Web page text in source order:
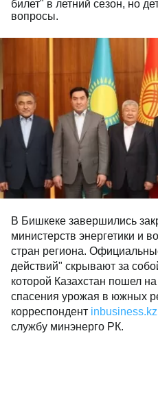
билет" в летний сезон, но
вопросы.
В Бишкеке завершились
министерств энергетики и
стран региона.
действий" скрывают за
которой Казахстан пошел
спасения урожая в южных
корреспондент inbusiness.kz
службу минэнерго РК.